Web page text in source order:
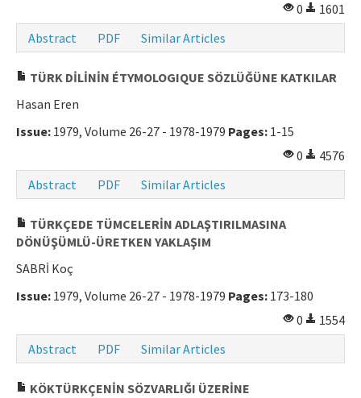
0
1601
Abstract
PDF Similar Articles
TÜRK DİLİNİN ÉTYMOLOGIQUE SÖZLÜĞÜNE KATKILAR
Hasan Eren
Issue: 1979, Volume 26-27 - 1978-1979 Pages: 1-15
0
4576
Abstract
PDF Similar Articles
TÜRKÇEDE TÜMCELERİN ADLAŞTIRILMASINA
DÖNÜŞÜMLÜ-ÜRETKEN YAKLAŞIM
SABRİ Koç
Issue: 1979, Volume 26-27 - 1978-1979 Pages: 173-180
0
1554
Abstract
PDF Similar Articles
KÖKTÜRKÇENİN SÖZVARLIĞI ÜZERİNE